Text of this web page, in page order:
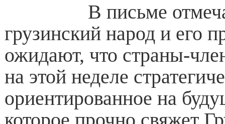
В письме
грузинский народ и его
ожидают, что страны-
на этой неделе
ориентированное на